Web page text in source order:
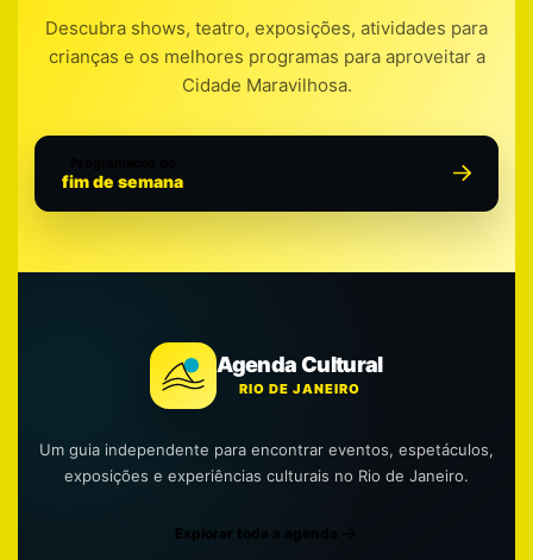
Descubra shows, teatro, exposições, atividades para
crianças e os melhores programas para aproveitar a
Cidade Maravilhosa.
fim de semana
Agenda Cultural
RIO DE JANEIRO
Um guia independente para encontrar eventos, espetáculos,
exposições e experiências culturais no Rio de Janeiro.
Explorar toda a agenda